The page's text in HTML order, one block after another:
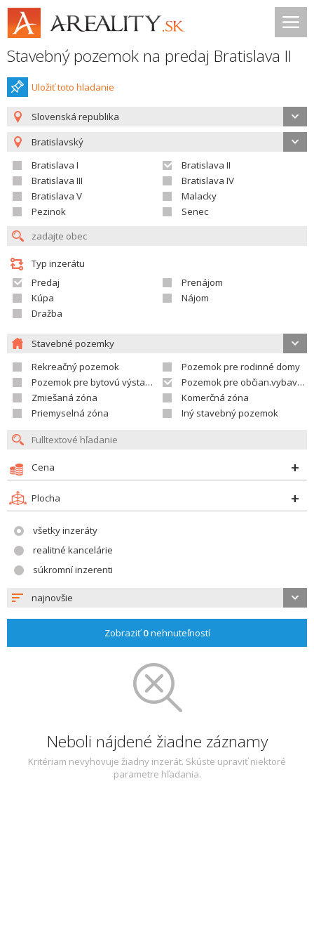
Stavebný pozemok na predaj Bratislava II
Uložiť toto hladanie
Slovenská republika
Bratislavský
Bratislava I
Bratislava II
Bratislava III
Bratislava IV
Bratislava V
Malacky
Pezinok
Senec
Typ inzerátu
Predaj
Prenájom
Kúpa
Nájom
Dražba
Stavebné pozemky
Rekreačný pozemok
Pozemok pre rodinné domy
Pozemok pre bytovú výstavbu
Pozemok pre občian.vybavenosť
Zmiešaná zóna
Komerčná zóna
Priemyselná zóna
Iný stavebný pozemok
Cena
Plocha
všetky inzeráty
realitné kancelárie
súkromní inzerenti
najnovšie
Zobraziť0nehnuteľností
Neboli nájdené žiadne záznamy
Kritériam nevyhovuje žiadny inzerát. Skúste upraviť niektoré
parametre hľadania.